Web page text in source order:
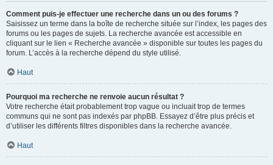
Comment puis-je effectuer une recherche dans un ou des forums ?
Saisissez un terme dans la boîte de recherche située sur l’index, les pages des
forums ou les pages de sujets. La recherche avancée est accessible en
cliquant sur le lien « Recherche avancée » disponible sur toutes les pages du
forum. L’accès à la recherche dépend du style utilisé.
Haut
Pourquoi ma recherche ne renvoie aucun résultat ?
Votre recherche était probablement trop vague ou incluait trop de termes
communs qui ne sont pas indexés par phpBB. Essayez d’être plus précis et
d’utiliser les différents filtres disponibles dans la recherche avancée.
Haut